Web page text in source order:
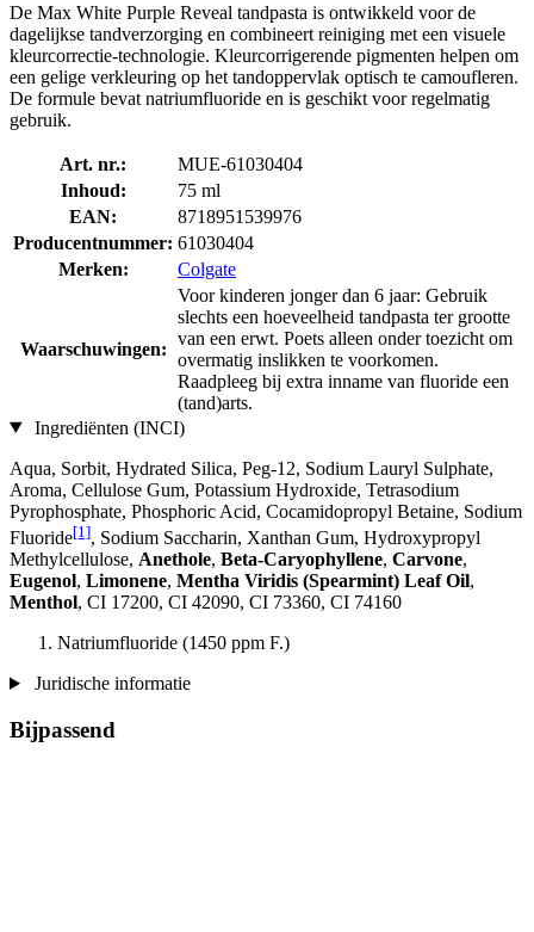
De Max White Purple Reveal tandpasta is ontwikkeld voor de
dagelijkse tandverzorging en combineert reiniging met een visuele
kleurcorrectie-technologie. Kleurcorrigerende pigmenten helpen om
een gelige verkleuring op het tandoppervlak optisch te camoufleren.
De formule bevat natriumfluoride en is geschikt voor regelmatig
gebruik.
Art. nr.:
MUE-61030404
Inhoud:
75 ml
EAN:
8718951539976
Producentnummer: 61030404
Merken:
Colgate
Waarschuwingen:
Voor kinderen jonger dan 6 jaar: Gebruik
slechts een hoeveelheid tandpasta ter grootte
van een erwt. Poets alleen onder toezicht om
overmatig inslikken te voorkomen.
Raadpleeg bij extra inname van fluoride een
(tand)arts.
Ingrediënten (INCI)
Aqua, Sorbit, Hydrated Silica, Peg-12, Sodium Lauryl Sulphate,
Aroma, Cellulose Gum, Potassium Hydroxide, Tetrasodium
Pyrophosphate, Phosphoric Acid, Cocamidopropyl Betaine, Sodium
Fluoride[1], Sodium Saccharin, Xanthan Gum, Hydroxypropyl
Methylcellulose, Anethole, Beta-Caryophyllene, Carvone,
Eugenol, Limonene, Mentha Viridis (Spearmint) Leaf Oil,
Menthol, CI 17200, CI 42090, CI 73360, CI 74160
Natriumfluoride (1450 ppm F.)
Juridische informatie
Bijpassend